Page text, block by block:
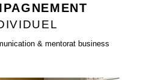
& mentorat business